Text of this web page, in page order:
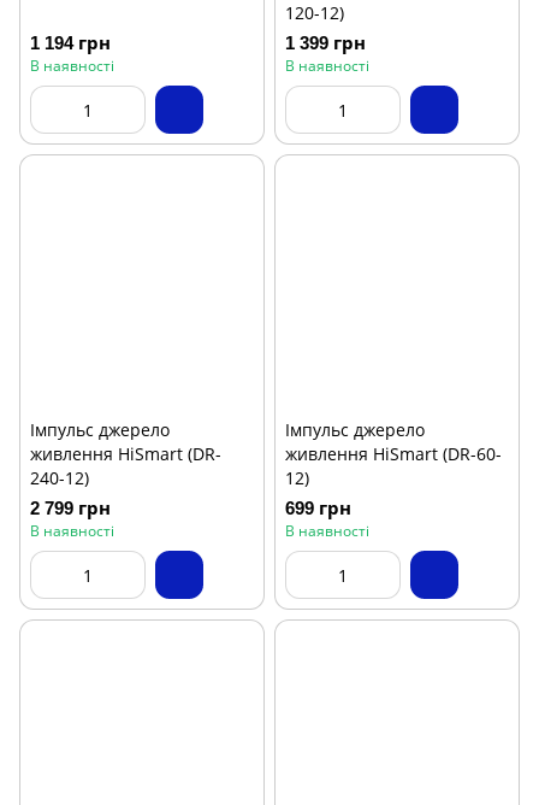
1 194 грн
В наявності
120-12)
1 399 грн
В наявності
Імпульс джерело
живлення HiSmart (DR-
240-12)
2 799 грн
В наявності
Імпульс джерело
живлення HiSmart (DR-60-
12)
699 грн
В наявності